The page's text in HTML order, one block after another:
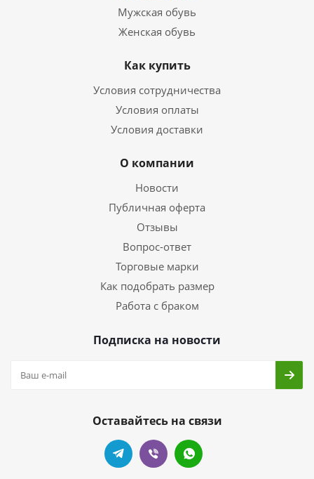
Мужская обувь
Женская обувь
Как купить
Условия сотрудничества
Условия оплаты
Условия доставки
О компании
Новости
Публичная оферта
Отзывы
Вопрос-ответ
Торговые марки
Как подобрать размер
Работа с браком
Подписка на новости
Оставайтесь на связи